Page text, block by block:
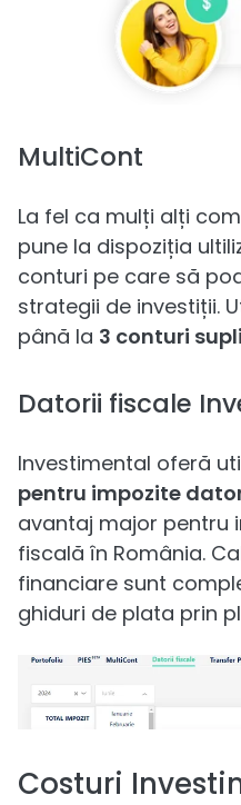
MultiCont
La fel ca mulți alți
pune la dispoziția
conturi pe care să
strategii de investiții.
până la 3 conturi
Datorii fiscale
Investimental oferă
pentru impozite
avantaj major pentru
fiscală în România.
financiare sunt
ghiduri de plata prin
Costuri